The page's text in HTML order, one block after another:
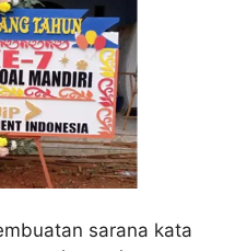
sarana kata